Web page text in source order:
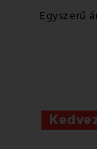
Egyszerű